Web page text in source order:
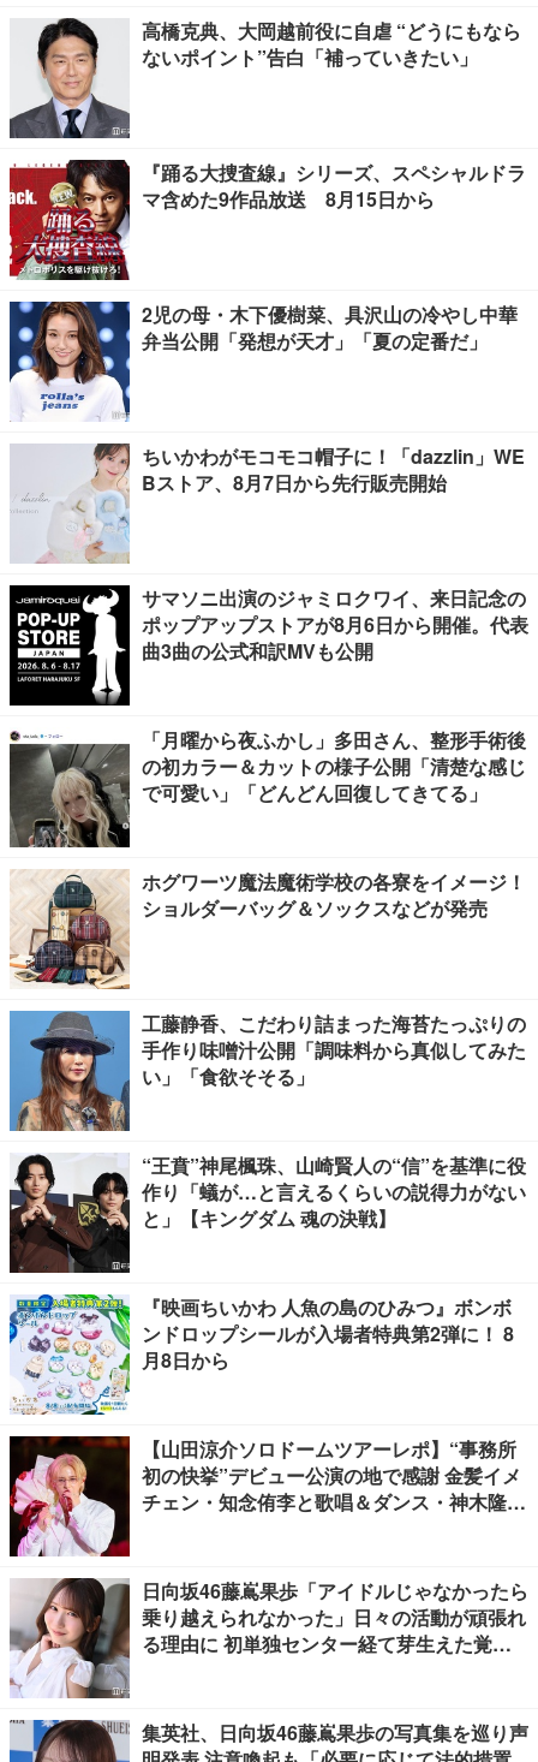
高橋克典、大岡越前役に自虐 “どうにもなら
ないポイント”告白「補っていきたい」
『踊る大捜査線』シリーズ、スペシャルドラ
マ含めた9作品放送 8月15日から
2児の母・木下優樹菜、具沢山の冷やし中華
弁当公開「発想が天才」「夏の定番だ」
ちいかわがモコモコ帽子に！「dazzlin」WE
Bストア、8月7日から先行販売開始
サマソニ出演のジャミロクワイ、来日記念の
ポップアップストアが8月6日から開催。代表
曲3曲の公式和訳MVも公開
「月曜から夜ふかし」多田さん、整形手術後
の初カラー＆カットの様子公開「清楚な感じ
で可愛い」「どんどん回復してきてる」
ホグワーツ魔法魔術学校の各寮をイメージ！
ショルダーバッグ＆ソックスなどが発売
工藤静香、こだわり詰まった海苔たっぷりの
手作り味噌汁公開「調味料から真似してみた
い」「食欲そそる」
“王賁”神尾楓珠、山崎賢人の“信”を基準に役
作り「蟻が…と言えるくらいの説得力がない
と」【キングダム 魂の決戦】
『映画ちいかわ 人魚の島のひみつ』ボンボ
ンドロップシールが入場者特典第2弾に！ 8
月8日から
【山田涼介ソロドームツアーレポ】“事務所
初の快挙”デビュー公演の地で感謝 金髪イメ
チェン・知念侑李と歌唱＆ダンス・神木隆之
日向坂46藤嶌果歩「アイドルじゃなかったら
乗り越えられなかった」日々の活動が頑張れ
る理由に 初単独センター経て芽生えた覚悟
集英社、日向坂46藤嶌果歩の写真集を巡り声